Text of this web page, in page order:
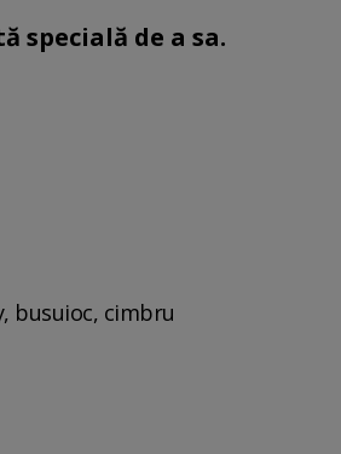
specială de a sa.
busuioc, cimbru